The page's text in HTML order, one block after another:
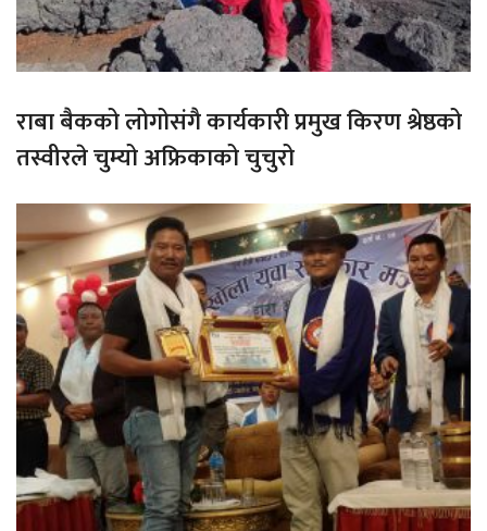
राबा बैकको लोगोसंगै कार्यकारी प्रमुख किरण श्रेष्ठको
तस्वीरले चुम्यो अफ्रिकाको चुचुरो